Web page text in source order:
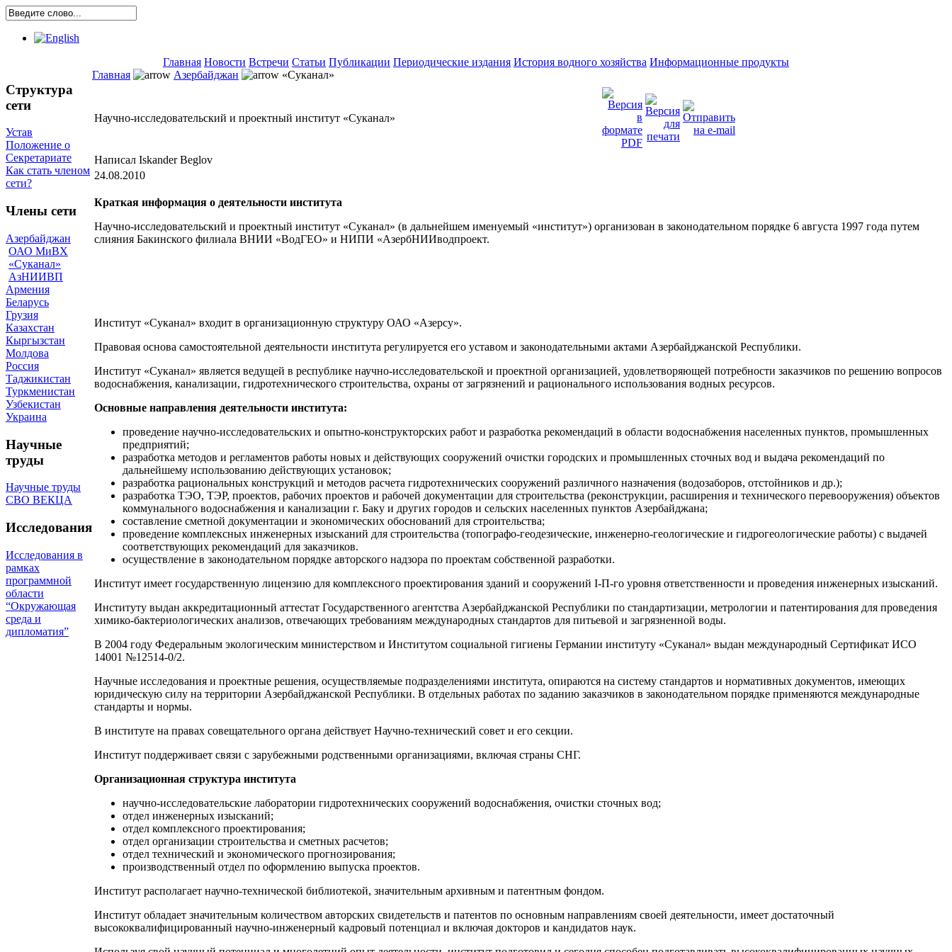
Главная Новости Встречи Статьи Публикации Периодические издания История водного хозяйства Информационные продукты
Структура
сети
Устав
Положение о
Секретариате
Как стать членом
сети?
Члены сети
Азербайджан
ОАО МиВХ
«Суканал»
АзНИИВП
Армения
Беларусь
Грузия
Казахстан
Кыргызстан
Молдова
Россия
Таджикистан
Туркменистан
Узбекистан
Украина
Научные
труды
Научные труды
СВО ВЕКЦА
Исследования
Исследования в
рамках
программной
области
“Окружающая
среда и
дипломатия”
Главная Азербайджан «Суканал»
Научно-исследовательский и проектный институт «Суканал»
Написал Iskander Beglov
24.08.2010
Краткая информация о деятельности института
Научно-исследовательский и проектный институт «Суканал» (в дальнейшем именуемый «институт») организован в законодательном порядке 6 августа 1997 года путем
слияния Бакинского филиала ВНИИ «ВодГЕО» и НИПИ «АзербНИИводпроект.
Институт «Суканал» входит в организационную структуру ОАО «Азерсу».
Правовая основа самостоятельной деятельности института регулируется его уставом и законодательными актами Азербайджанской Республики.
Институт «Суканал» является ведущей в республике научно-исследовательской и проектной организацией, удовлетворяющей потребности заказчиков по решению вопросов
водоснабжения, канализации, гидротехнического строительства, охраны от загрязнений и рационального использования водных ресурсов.
Основные направления деятельности института:
проведение научно-исследовательских и опытно-конструкторских работ и разработка рекомендаций в области водоснабжения населенных пунктов, промышленных
предприятий;
разработка методов и регламентов работы новых и действующих сооружений очистки городских и промышленных сточных вод и выдача рекомендаций по
дальнейшему использованию действующих установок;
разработка рациональных конструкций и методов расчета гидротехнических сооружений различного назначения (водозаборов, отстойников и др.);
разработка ТЭО, ТЭР, проектов, рабочих проектов и рабочей документации для строительства (реконструкции, расширения и технического перевооружения) объектов
коммунального водоснабжения и канализации г. Баку и других городов и сельских населенных пунктов Азербайджана;
составление сметной документации и экономических обоснований для строительства;
проведение комплексных инженерных изысканий для строительства (топографо-геодезические, инженерно-геологические и гидрогеологические работы) с выдачей
соответствующих рекомендаций для заказчиков.
осуществление в законодательном порядке авторского надзора по проектам собственной разработки.
Институт имеет государственную лицензию для комплексного проектирования зданий и сооружений I-П-го уровня ответственности и проведения инженерных изысканий.
Институту выдан аккредитационный аттестат Государственного агентства Азербайджанской Республики по стандартизации, метрологии и патентирования для проведения
химико-бактериологических анализов, отвечающих требованиям международных стандартов для питьевой и загрязненной воды.
В 2004 году Федеральным экологическим министерством и Институтом социальной гигиены Германии институту «Суканал» выдан международный Сертификат ИСО
14001 №12514-0/2.
Научные исследования и проектные решения, осуществляемые подразделениями института, опираются на систему стандартов и нормативных документов, имеющих
юридическую силу на территории Азербайджанской Республики. В отдельных работах по заданию заказчиков в законодательном порядке применяются международные
стандарты и нормы.
В институте на правах совещательного органа действует Научно-технический совет и его секции.
Институт поддерживает связи с зарубежными родственными организациями, включая страны СНГ.
Организационная структура института
научно-исследовательские лаборатории гидротехнических сооружений водоснабжения, очистки сточных вод;
отдел инженерных изысканий;
отдел комплексного проектирования;
отдел организации строительства и сметных расчетов;
отдел технический и экономического прогнозирования;
производственный отдел по оформлению выпуска проектов.
Институт располагает научно-технической библиотекой, значительным архивным и патентным фондом.
Институт обладает значительным количеством авторских свидетельств и патентов по основным направлениям своей деятельности, имеет достаточный
высококвалифицированный научно-инженерный кадровый потенциал и включая докторов и кандидатов наук.